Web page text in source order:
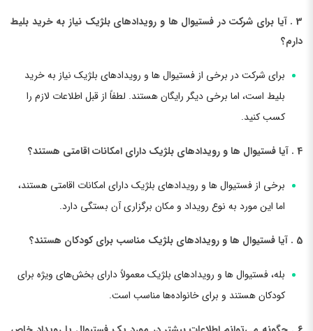
3 . آیا برای شرکت در فستیوال ها و رویدادهای بلژیک نیاز به خرید بلیط
دارم؟
برای شرکت در برخی از فستیوال ها و رویدادهای بلژیک نیاز به خرید
بلیط است، اما برخی دیگر رایگان هستند. لطفاً از قبل اطلاعات لازم را
کسب کنید.
4 . آیا فستیوال ها و رویدادهای بلژیک دارای امکانات اقامتی هستند؟
برخی از فستیوال ها و رویدادهای بلژیک دارای امکانات اقامتی هستند،
اما این مورد به نوع رویداد و مکان برگزاری آن بستگی دارد.
5 . آیا فستیوال ها و رویدادهای بلژیک مناسب برای کودکان هستند؟
بله، فستیوال ها و رویدادهای بلژیک معمولاً دارای بخش‌های ویژه برای
کودکان هستند و برای خانواده‌ها مناسب است.